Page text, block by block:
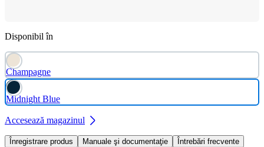
Disponibil în
Champagne
Midnight Blue
Accesează magazinul
Înregistrare produs Manuale şi documentaţie
Întrebări frecvente